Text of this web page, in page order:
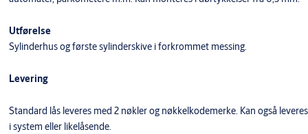
Utførelse
Sylinderhus og første sylinderskive i forkrommet messing.
Levering
Standard lås leveres med 2 nøkler og nøkkelkodemerke. Kan også leveres
i system eller likelåsende.